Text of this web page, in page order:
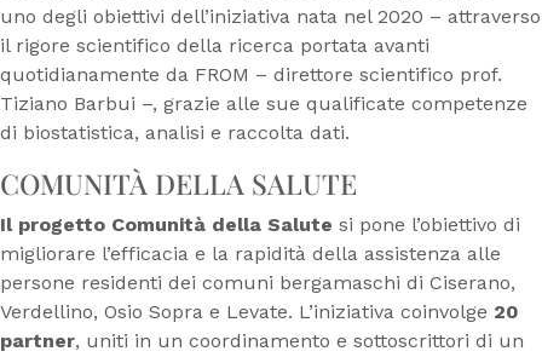
uno degli obiettivi dell’iniziativa nata nel 2020 – attraverso
il rigore scientifico della ricerca portata avanti
quotidianamente da FROM – direttore scientifico prof.
Tiziano Barbui –, grazie alle sue qualificate competenze
di biostatistica, analisi e raccolta dati.
COMUNITÀ DELLA SALUTE
Il progetto Comunità della Salute si pone l’obiettivo di
migliorare l’efficacia e la rapidità della assistenza alle
persone residenti dei comuni bergamaschi di Ciserano,
Verdellino, Osio Sopra e Levate. L’iniziativa coinvolge 20
partner, uniti in un coordinamento e sottoscrittori di un